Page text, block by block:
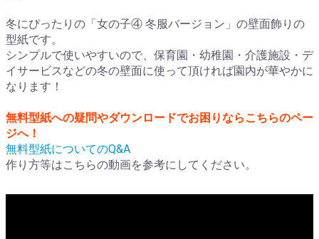
冬にぴったりの「女の子④ 冬服バージョン」の壁面飾りの
型紙です。
シンプルで使いやすいので、保育園・幼稚園・介護施設・デ
イサービスなどの冬の壁面に使って頂ければ園内が華やかに
なります！
無料型紙への疑問やダウンロードでお困りならこちらのペー
ジへ！
無料型紙についてのQ&A
作り方等はこちらの動画を参考にしてください。